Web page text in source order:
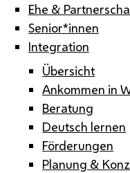
Ehe &
Senior*innen
Integration
Übersicht
Ankommen in
Beratung
Deutsch lernen
Förderungen
Planung &